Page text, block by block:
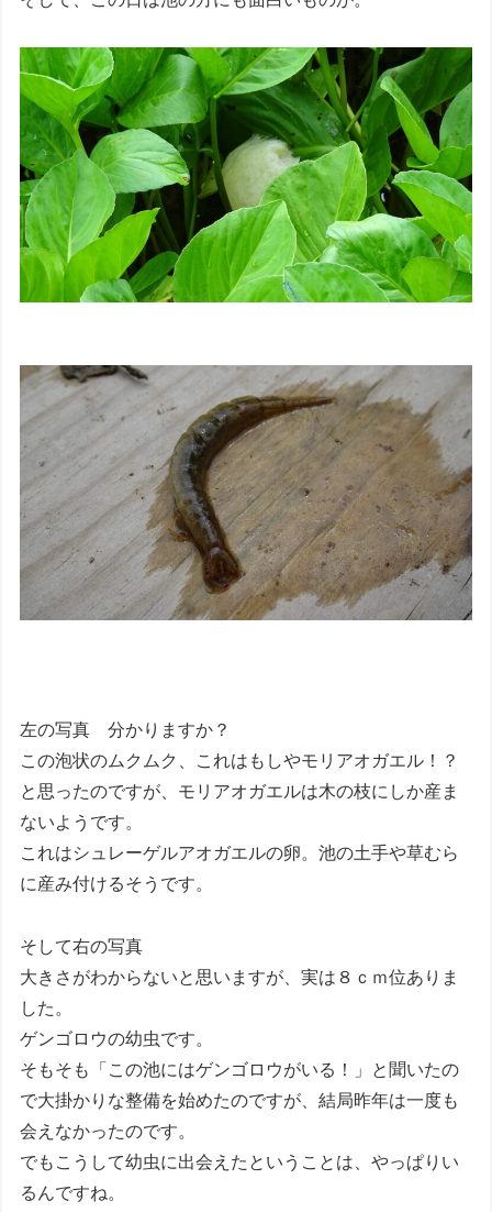
左の写真 分かりますか？
この泡状のムクムク、これはもしやモリアオガエル！？
と思ったのですが、モリアオガエルは木の枝にしか産ま
ないようです。
これはシュレーゲルアオガエルの卵。池の土手や草むら
に産み付けるそうです。
そして右の写真
大きさがわからないと思いますが、実は８ｃｍ位ありま
した。
ゲンゴロウの幼虫です。
そもそも「この池にはゲンゴロウがいる！」と聞いたの
で大掛かりな整備を始めたのですが、結局昨年は一度も
会えなかったのです。
でもこうして幼虫に出会えたということは、やっぱりい
るんですね。